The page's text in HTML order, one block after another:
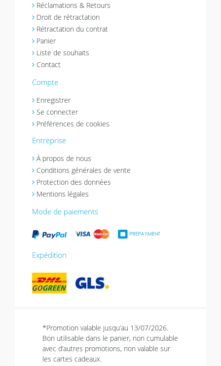
Réclamations & Retours
Droit de rétractation
Rétractation du contrat
Panier
Liste de souhaits
Contact
Compte
Enregistrer
Se connecter
Préférences de cookies
Entreprise
À propos de nous
Conditions générales de vente
Protection des données
Mentions légales
Mode de paiements
Expédition
*Promotion valable jusqu’au 13/07/2026.
Bon utilisable dans le panier, non cumulable
avec d’autres promotions, non valable sur
les cartes cadeaux.